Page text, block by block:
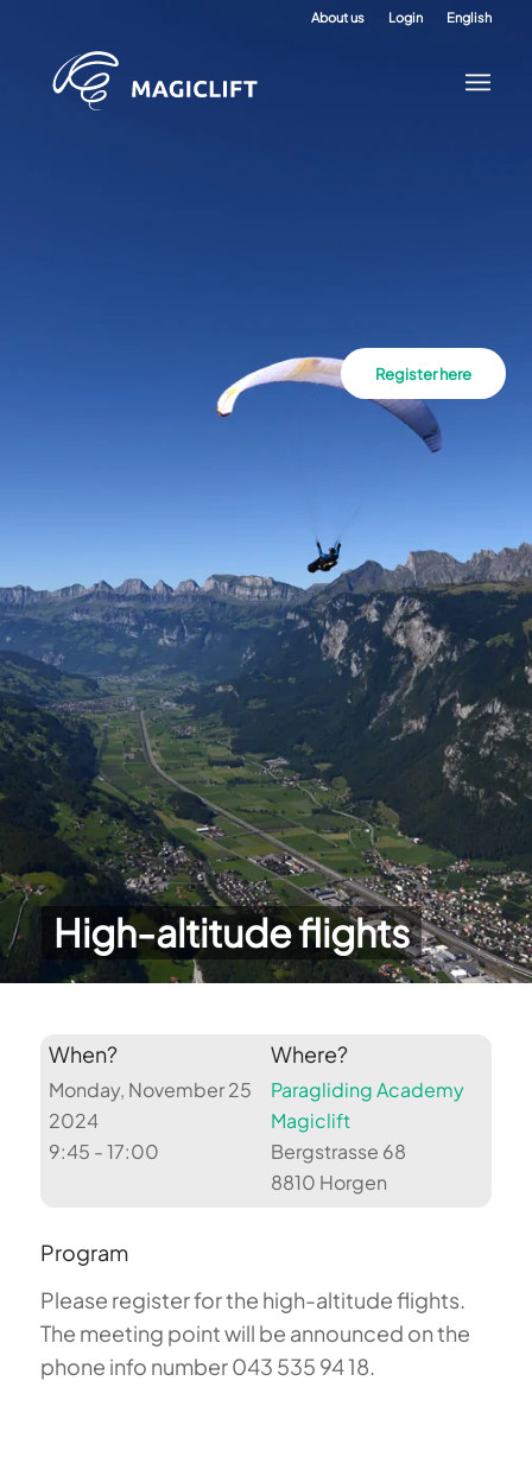
About us Login English
High-altitude flights
Register here
When?
Monday, November 25
2024
9:45 - 17:00
Where?
Paragliding Academy
Magiclift
Bergstrasse 68
8810 Horgen
Program
Please register for the high-altitude flights.
The meeting point will be announced on the
phone info number 043 535 94 18.